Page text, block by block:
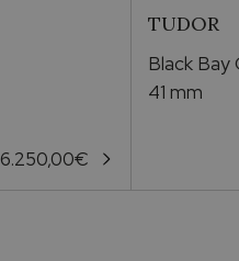
6.250,00€
TUDOR
Black Bay
41 mm